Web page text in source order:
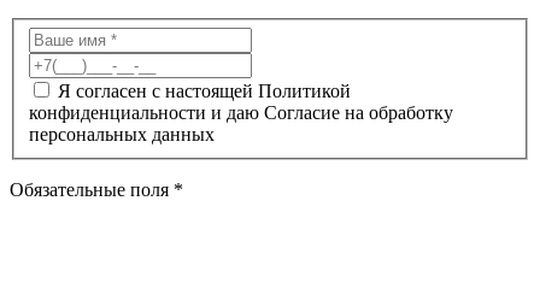
Я согласен с настоящей Политикой
конфиденциальности и даю Согласие на обработку
персональных данных
Обязательные поля *